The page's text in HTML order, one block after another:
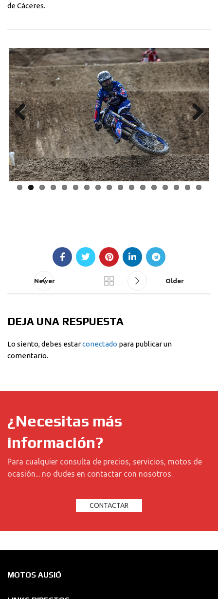
de Cáceres.
Previous Next
Newer Older
DEJA UNA RESPUESTA
Lo siento, debes estarconectado para publicar un
comentario.
¿Necesitas más
información?
Para cualquier consulta de precios, servicios, motos de
ocasión... no dudes en contactar con nosotros.
CONTACTAR
MOTOS AUSIÓ